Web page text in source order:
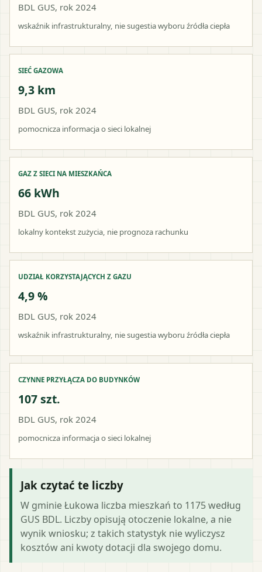
BDL GUS, rok 2024
wskaźnik infrastrukturalny, nie sugestia wyboru źródła ciepła
SIEĆ GAZOWA
9,3 km
BDL GUS, rok 2024
pomocnicza informacja o sieci lokalnej
GAZ Z SIECI NA MIESZKAŃCA
66 kWh
BDL GUS, rok 2024
lokalny kontekst zużycia, nie prognoza rachunku
UDZIAŁ KORZYSTAJĄCYCH Z GAZU
4,9 %
BDL GUS, rok 2024
wskaźnik infrastrukturalny, nie sugestia wyboru źródła ciepła
CZYNNE PRZYŁĄCZA DO BUDYNKÓW
107 szt.
BDL GUS, rok 2024
pomocnicza informacja o sieci lokalnej
Jak czytać te liczby
W gminie Łukowa liczba mieszkań to 1175 według
GUS BDL. Liczby opisują otoczenie lokalne, a nie
wynik wniosku; z takich statystyk nie wyliczysz
kosztów ani kwoty dotacji dla swojego domu.